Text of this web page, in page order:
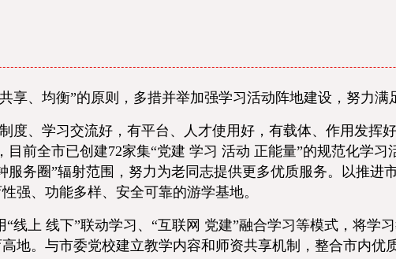
享、均衡”的原则，多措并举加强学习活动阵地建设，努力满
度、学习交流好，有平台、人才使用好，有载体、作用发挥
前全市已创建72家集“党建 学习 活动 正能量”的规范化学
务圈”辐射范围，努力为老同志提供更多优质服务。以推进
强、功能多样、安全可靠的游学基地。
线上 线下”联动学习、“互联网 党建”融合学习等模式，将学
地。与市委党校建立教学内容和师资共享机制，整合市内优